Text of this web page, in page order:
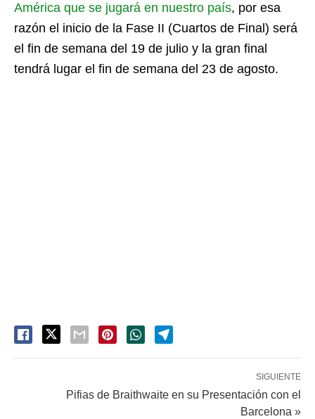
América que se jugará en nuestro país, por esa
razón el inicio de la Fase II (Cuartos de Final) será
el fin de semana del 19 de julio y la gran final
tendrá lugar el fin de semana del 23 de agosto.
SIGUIENTE
Pifias de Braithwaite en su Presentación con el
Barcelona »